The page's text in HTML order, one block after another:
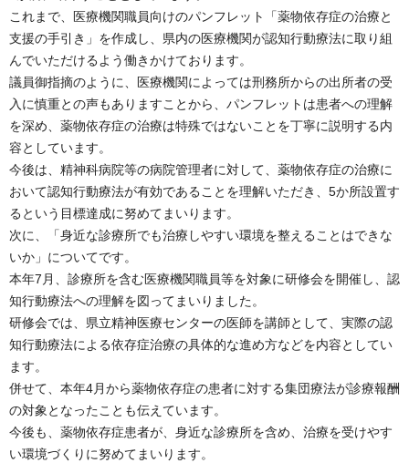
これまで、医療機関職員向けのパンフレット「薬物依存症の治療と
支援の手引き」を作成し、県内の医療機関が認知行動療法に取り組
んでいただけるよう働きかけております。
議員御指摘のように、医療機関によっては刑務所からの出所者の受
入に慎重との声もありますことから、パンフレットは患者への理解
を深め、薬物依存症の治療は特殊ではないことを丁寧に説明する内
容としています。
今後は、精神科病院等の病院管理者に対して、薬物依存症の治療に
おいて認知行動療法が有効であることを理解いただき、5か所設置す
るという目標達成に努めてまいります。
次に、「身近な診療所でも治療しやすい環境を整えることはできな
いか」についてです。
本年7月、診療所を含む医療機関職員等を対象に研修会を開催し、認
知行動療法への理解を図ってまいりました。
研修会では、県立精神医療センターの医師を講師として、実際の認
知行動療法による依存症治療の具体的な進め方などを内容としてい
ます。
併せて、本年4月から薬物依存症の患者に対する集団療法が診療報酬
の対象となったことも伝えています。
今後も、薬物依存症患者が、身近な診療所を含め、治療を受けやす
い環境づくりに努めてまいります。